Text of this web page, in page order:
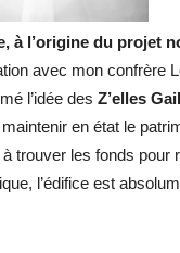
à l’origine du projet
avec mon confrère
l’idée des Z’elles
en état le
trouver les fonds pour
l’édifice est